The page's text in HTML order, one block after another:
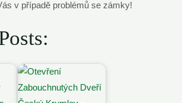
v případě problémů se zámky!